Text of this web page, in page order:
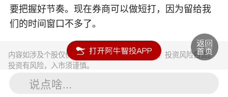
要把握好节奏。现在券商可以做短打，因为留给我
们的时间窗口不多了。
内容如涉及个股仅供参考，不构成任何投资建议！投资风险自负。
投资有风险，入市须谨慎。
说点啥...